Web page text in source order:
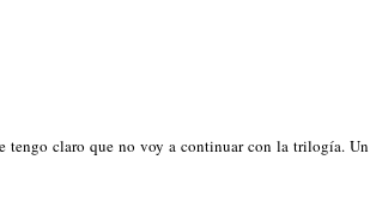
tengo claro que no voy a continuar con la trilogía. Un